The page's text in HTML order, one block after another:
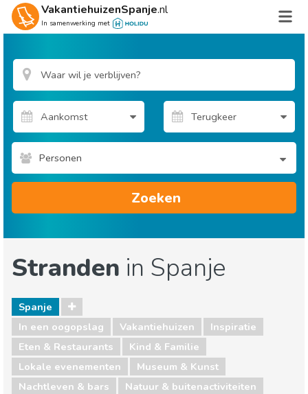
VakantiehuizenSpanje.nl
In samenwerking met
Personen
Zoeken
Stranden in Spanje
Spanje
In een oogopslag
Vakantiehuizen
Inspiratie
Eten & Restaurants
Kind & Familie
Lokale evenementen
Museum & Kunst
Nachtleven & bars
Natuur & buitenactiviteiten